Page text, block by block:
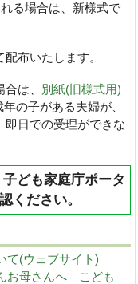
る場合は、新様式で
布いたします。
は、 別紙(旧様式用)
の子がある夫婦が、
即日での受理ができな
ども家庭庁ポータ
ください。
て(ウェブサイト)
お母さんへ こども